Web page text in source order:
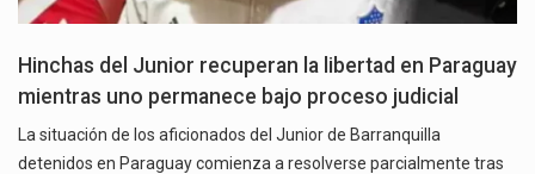
Hinchas del Junior recuperan la libertad en Paraguay
mientras uno permanece bajo proceso judicial
La situación de los aficionados del Junior de Barranquilla
detenidos en Paraguay comienza a resolverse parcialmente tras